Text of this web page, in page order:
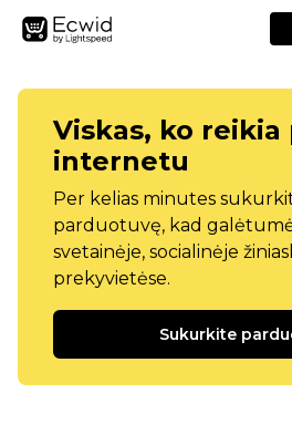
Viskas, ko
internetu
Per kelias minutes
parduotuvę, kad
svetainėje, socialinėje
prekyvietėse.
Sukurkite